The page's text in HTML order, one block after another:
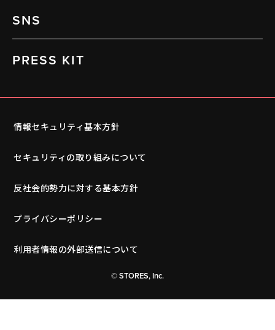
SNS
PRESS KIT
情報セキュリティ基本方針
セキュリティの取り組みについて
反社会的勢力に対する基本方針
プライバシーポリシー
利用者情報の外部送信について
© STORES, Inc.